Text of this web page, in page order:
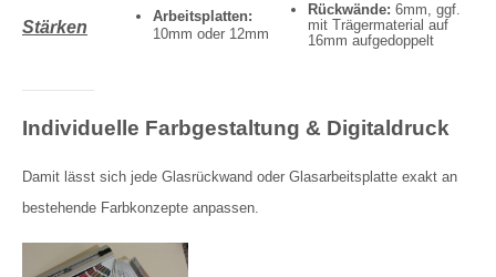
Stärken
Arbeitsplatten:
10mm oder 12mm
Rückwände: 6mm, ggf.
mit Trägermaterial auf
16mm aufgedoppelt
Individuelle Farbgestaltung & Digitaldruck
Damit lässt sich jede Glasrückwand oder Glasarbeitsplatte exakt an
bestehende Farbkonzepte anpassen.